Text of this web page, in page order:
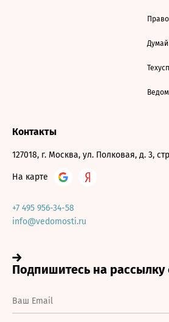
Право
Думай
Контакты
127018, г. Москва, ул. Полковая, д. 3,
На карте
+7 495 956-34-58
info@vedomosti.ru